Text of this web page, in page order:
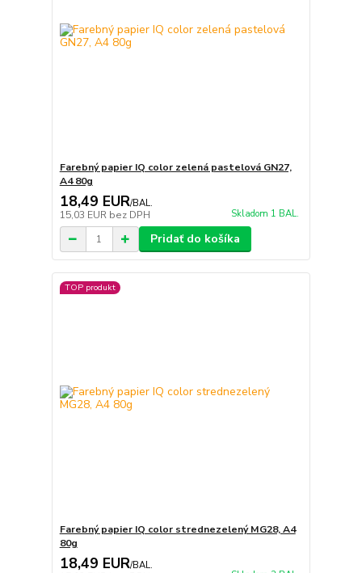
Farebný papier IQ color zelená pastelová GN27,
A4 80g
18,49 EUR/BAL.
15,03 EUR bez DPH Skladom 1 BAL.
Pridať do košíka
TOP produkt
Farebný papier IQ color strednezelený MG28, A4
80g
18,49 EUR/BAL.